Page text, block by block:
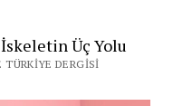
Üç Yolu
TÜRKIYE DERGISI